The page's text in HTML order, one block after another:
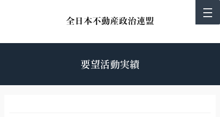
要望活動実績